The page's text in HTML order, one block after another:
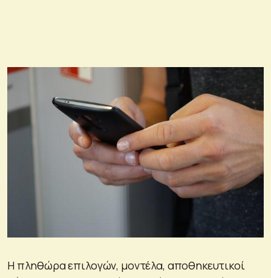
Η πληθώρα επιλογών, μοντέλα, αποθηκευτικοί